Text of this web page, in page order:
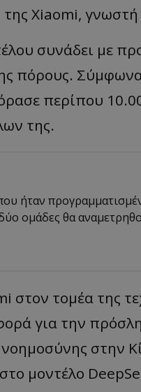
της Xiaomi,
συνάδει με
πόρους.
περίπου
της.
ήταν
ομάδες θα
στον τομέα της
για την
νοημοσύνης στην
μοντέλο